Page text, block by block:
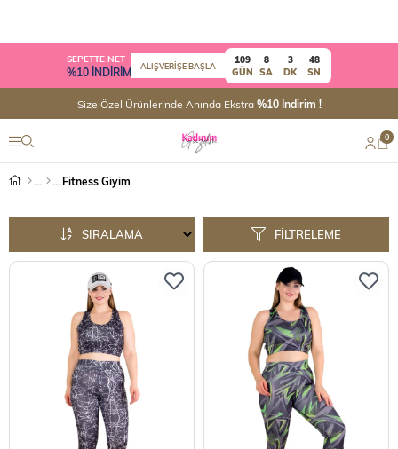
SEPETTE NET
%10 İNDİRİM ALIŞVERİŞE BAŞLA
109
GÜN
8
SA
3
DK
48
SN
Size Özel Ürünlerinde Anında Ekstra%10 İndirim !
0
Fitness Giyim
FILTRELEME
SIRALAMA